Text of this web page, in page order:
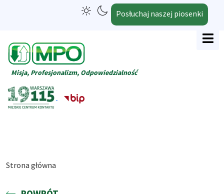
Posłuchaj naszej piosenki
Misja, Profesjonalizm, Odpowiedzialność
Strona główna